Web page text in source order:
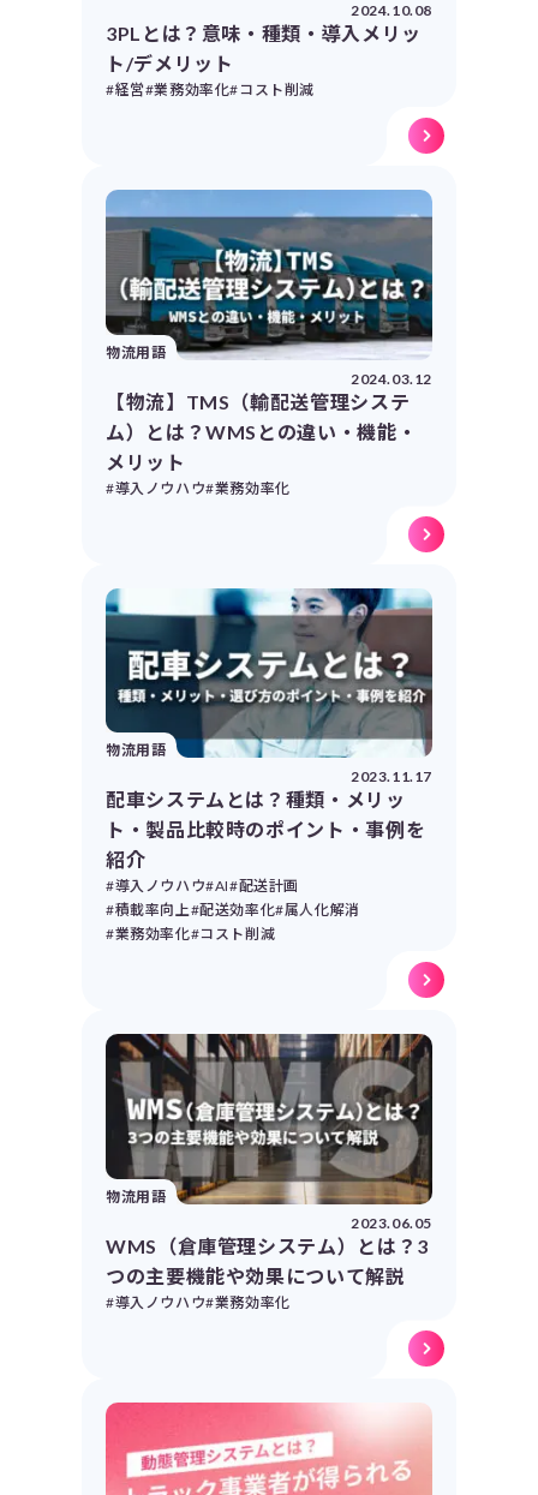
2024.10.08
3PLとは？意味・種類・導入メリッ
ト/デメリット
#経営#業務効率化#コスト削減
物流用語
2024.03.12
【物流】TMS（輸配送管理システ
ム）とは？WMSとの違い・機能・
メリット
#導入ノウハウ#業務効率化
物流用語
2023.11.17
配車システムとは？種類・メリッ
ト・製品比較時のポイント・事例を
紹介
#導入ノウハウ#AI#配送計画
#積載率向上#配送効率化#属人化解消
#業務効率化#コスト削減
物流用語
2023.06.05
WMS（倉庫管理システム）とは？3
つの主要機能や効果について解説
#導入ノウハウ#業務効率化